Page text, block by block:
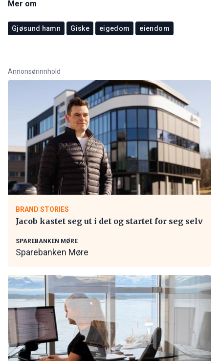
Mer om
Gjøsund hamn Giske eigedom eiendom
Annonsørinnhold
BRAND STORIES
Jacob kastet seg ut i det og startet for seg selv
SPAREBANKEN MØRE
Sparebanken Møre